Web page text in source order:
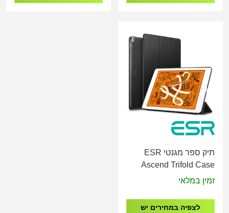
תיק ספר מגנטי ESR
Ascend Trifold Case
Yippee iPad Mini 4/5
זמין במלאי
לצפיה במחירים יש